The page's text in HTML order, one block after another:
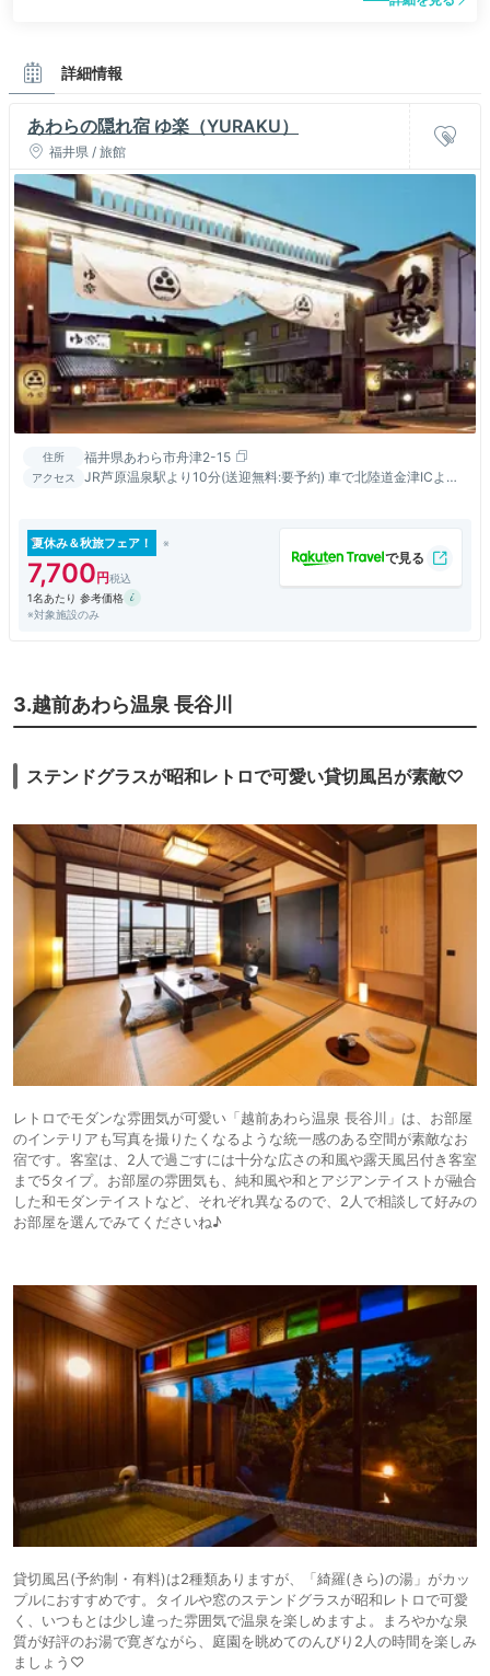
詳細情報
あわらの隠れ宿 ゆ楽（YURAKU）
福井県 / 旅館
住所 福井県あわら市舟津2-15
アクセス
JR芦原温泉駅より10分(送迎無料:要予約) 車で北陸道金津ICより
夏休み＆秋旅フェア！
7,700
1名あたり 参考価格
※対象施設のみ
3.越前あわら温泉 長谷川
ステンドグラスが昭和レトロで可愛い貸切風呂が素敵♡
レトロでモダンな雰囲気が可愛い「越前あわら温泉 長谷川」は、お部屋
のインテリアも写真を撮りたくなるような統一感のある空間が素敵なお
宿です。客室は、2人で過ごすには十分な広さの和風や露天風呂付き客室
まで5タイプ。お部屋の雰囲気も、純和風や和とアジアンテイストが融合
した和モダンテイストなど、それぞれ異なるので、2人で相談して好みの
お部屋を選んでみてくださいね♪
貸切風呂(予約制・有料)は2種類ありますが、「綺羅(きら)の湯」がカッ
プルにおすすめです。タイルや窓のステンドグラスが昭和レトロで可愛
く、いつもとは少し違った雰囲気で温泉を楽しめますよ。まろやかな泉
質が好評のお湯で寛ぎながら、庭園を眺めてのんびり2人の時間を楽しみ
ましょう♡